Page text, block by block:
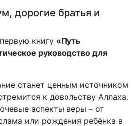
дорогие братья и
книгу «Путь
руководство для
станет ценным источником
к довольству Аллаха.
аспекты веры – от
или рождения ребёнка в